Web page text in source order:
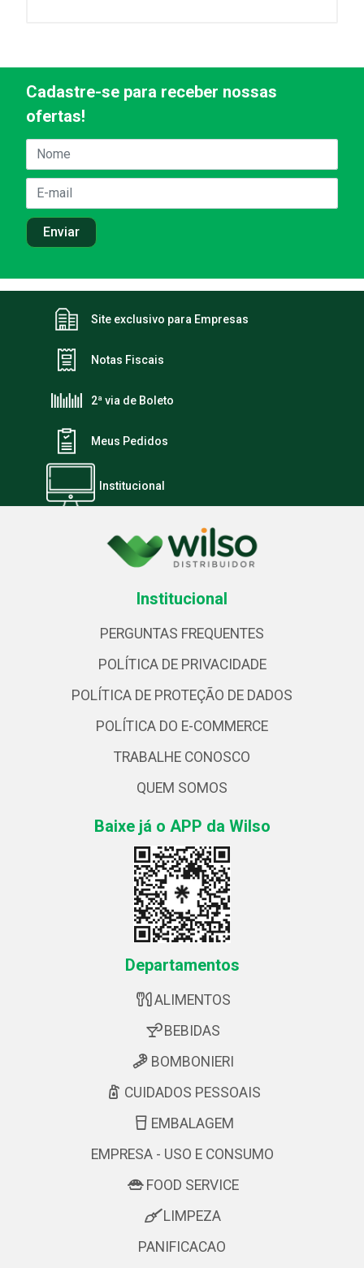
Cadastre-se para receber nossas
ofertas!
Site exclusivo para Empresas
Notas Fiscais
2ª via de Boleto
Meus Pedidos
Institucional
Institucional
PERGUNTAS FREQUENTES
POLÍTICA DE PRIVACIDADE
POLÍTICA DE PROTEÇÃO DE DADOS
POLÍTICA DO E-COMMERCE
TRABALHE CONOSCO
QUEM SOMOS
Baixe já o APP da Wilso
Departamentos
ALIMENTOS
BEBIDAS
BOMBONIERI
CUIDADOS PESSOAIS
EMBALAGEM
EMPRESA - USO E CONSUMO
FOOD SERVICE
LIMPEZA
PANIFICACAO